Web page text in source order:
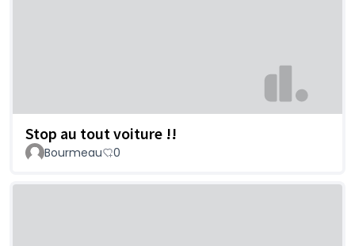
Stop au tout voiture !!
Bourmeau 0